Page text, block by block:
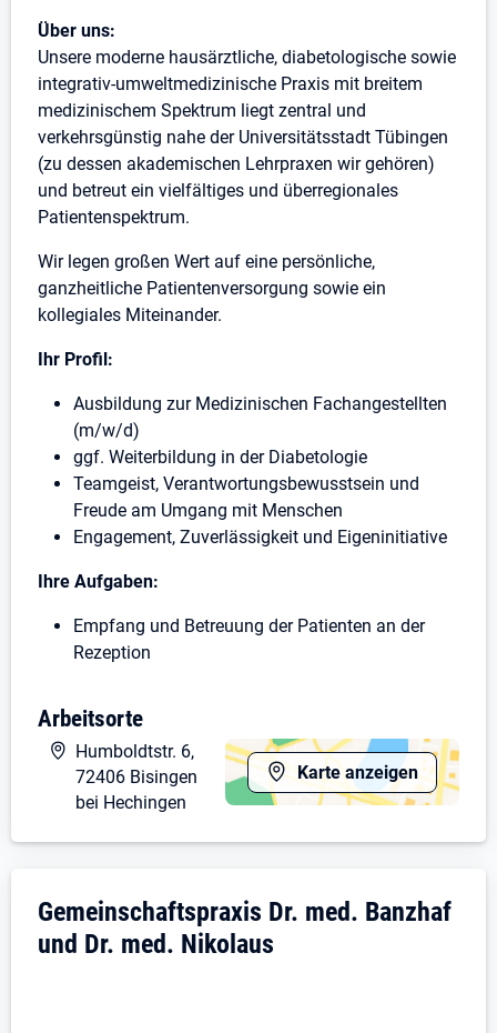
Über uns:
Unsere moderne hausärztliche, diabetologische sowie
integrativ-umweltmedizinische Praxis mit breitem
medizinischem Spektrum liegt zentral und
verkehrsgünstig nahe der Universitätsstadt Tübingen
(zu dessen akademischen Lehrpraxen wir gehören)
und betreut ein vielfältiges und überregionales
Patientenspektrum.
Wir legen großen Wert auf eine persönliche,
ganzheitliche Patientenversorgung sowie ein
kollegiales Miteinander.
Ihr Profil:
Ausbildung zur Medizinischen Fachangestellten
(m/w/d)
ggf. Weiterbildung in der Diabetologie
Teamgeist, Verantwortungsbewusstsein und
Freude am Umgang mit Menschen
Engagement, Zuverlässigkeit und Eigeninitiative
Ihre Aufgaben:
Empfang und Betreuung der Patienten an der
Rezeption
Labortätigkeiten (Blutabnahme,
Infusionsbehandlung, Injektionen, Impfungen
etc.)
Dokumentation von Behandlungsabläufen für die
Patientenakten
Abrechnung der erbrachten Leistungen
Was wir bieten:
Arbeitsorte
Karte anzeigen
Humboldtstr. 6,
72406 Bisingen
bei Hechingen
Unternehmensdarstellung:
Gemeinschaftspraxis Dr. med. Banzhaf
und Dr. med. Nikolaus